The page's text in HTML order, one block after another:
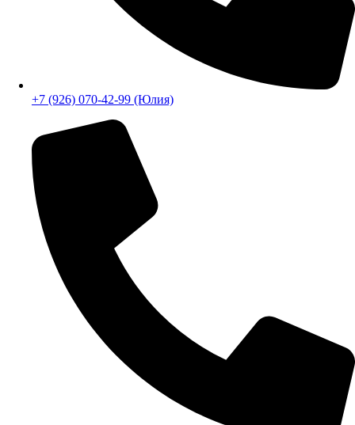
+7 (926) 070-42-99 (Юлия)